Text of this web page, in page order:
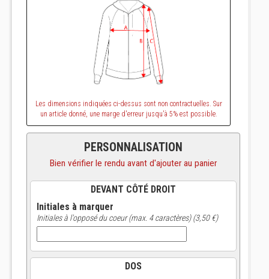
Les dimensions indiquées ci-dessus sont non contractuelles. Sur
un article donné, une marge d'erreur jusqu'à 5% est possible.
PERSONNALISATION
Bien vérifier le rendu avant d'ajouter au panier
DEVANT CÔTÉ DROIT
Initiales à marquer
Initiales à l'opposé du coeur (max. 4 caractères) (3,50 €)
DOS